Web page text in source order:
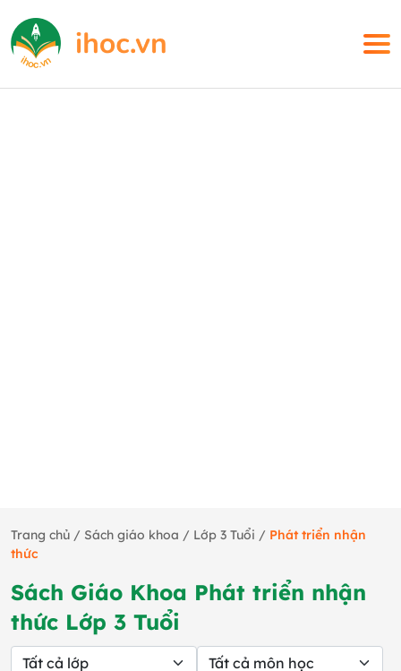
Trang chủ / Sách giáo khoa / Lớp 3 Tuổi / Phát triển nhận
thức
Sách Giáo Khoa Phát triển nhận
thức Lớp 3 Tuổi